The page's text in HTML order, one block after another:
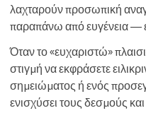
λαχταρούν προσωπική
παραπάνω από ευγένεια —
Όταν το «ευχαριστώ»
στιγμή να εκφράσετε
σημειώματος ή ενός
ενισχύσει τους δεσμούς